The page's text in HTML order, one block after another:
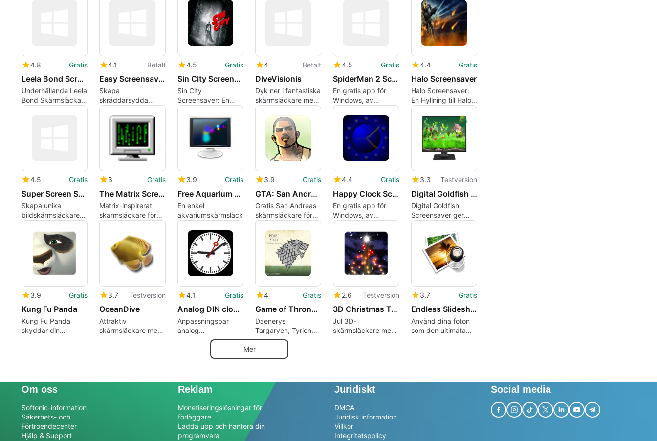
4.8 Gratis
Leela Bond Screensaver
Underhållande Leela
Bond Skärmsläckare
för Windows
4.1 Betalt
Easy Screensaver Creator Standard Edition
Skapa
skräddarsydda
bildskärmskydd
enkelt
4.5 Gratis
Sin City Screensaver
Sin City
Screensaver: En
visuell upplevelse
4 Betalt
DiveVisionis
Dyk ner i fantastiska
skärmsläckare med
DiveVisionis
4.5 Gratis
SpiderMan 2 Screensaver
En gratis app för
Windows, av
SonyPictures.
4.4 Gratis
Halo Screensaver
Halo Screensaver:
En Hyllning till Halo
Universum
4.5 Gratis
Super Screen Saver Creador
Skapa unika
bildskärmsläckare
enkelt
3 Gratis
The Matrix Screen Saver
Matrix-inspirerat
skärmsläckare för
Windows
3.9 Gratis
Free Aquarium Screensaver
En enkel
akvariumskärmsläckare
3.9 Gratis
GTA: San Andreas Homeboys
Gratis San Andreas
skärmsläckare för
persondatorer
4.4 Gratis
Happy Clock Screensaver
En gratis app för
Windows, av
saversplanet-com.
3.3 Testversion
Digital Goldfish Screensaver
Digital Goldfish
Screensaver ger
den mest realistiska
guldfiskakvariet till
din skrivbord med
realistiska 3D-
guldfiskar och
3.9 Gratis
Kung Fu Panda
Kung Fu Panda
skyddar din
3.7 Testversion
OceanDive
Attraktiv
skärmsläckare med
4.1 Gratis
Analog DIN clock screensaver
Anpassningsbar
analog
klockskärmsläckare
4 Gratis
Game of Thrones Screensaver
Daenerys
Targaryen, Tyrion
Lannister, King
Joffrey och mer!
2.6 Testversion
3D Christmas Tree Screensaver
Jul 3D-
skärmsläckare med
3.7 Gratis
Endless Slideshow Screensaver
Använd dina foton
som den ultimata
Mer
Om oss
Softonic-information
Säkerhets- och
Förtroendecenter
Hjälp & Support
Reklam
Monetiseringslösningar för
förläggare
Ladda upp och hantera din
programvara
Juridiskt
DMCA
Juridisk information
Villkor
Integritetspolicy
Social media